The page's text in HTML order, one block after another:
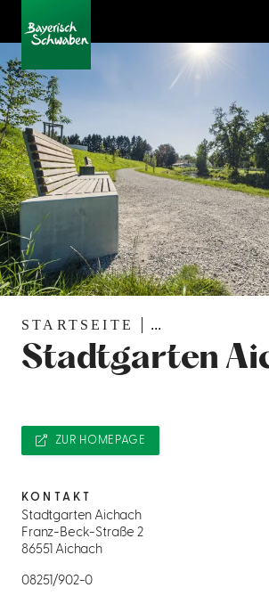
STARTSEITE ...
Stadtgarten
ZUR HOMEPAGE
KONTAKT
Stadtgarten Aichach
Franz-Beck-Straße 2
86551 Aichach
08251/902-0